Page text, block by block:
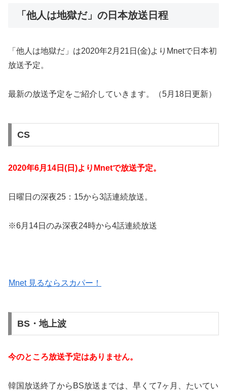
「他人は地獄だ」の日本放送日程
「他人は地獄だ」は2020年2月21日(金)よりMnetで日本初
放送予定。
最新の放送予定をご紹介していきます。（5月18日更新）
CS
2020年6月14日(日)よりMnetで放送予定。
日曜日の深夜25：15から3話連続放送。
※6月14日のみ深夜24時から4話連続放送
Mnet 見るならスカパー！
BS・地上波
今のところ放送予定はありません。
韓国放送終了からBS放送までは、早くて7ヶ月、たいてい